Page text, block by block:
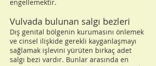
engellemektir.
Vulvada bulunan salgı bezleri
Dış genital bölgenin kurumasını önlemek
ve cinsel ilişkide gerekli kayganlaşmayı
sağlamak işlevini yürüten birkaç adet
salgı bezi vardır. Bunlar arasında en